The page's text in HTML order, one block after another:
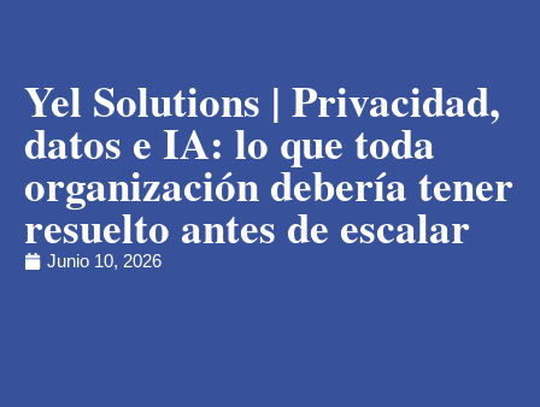
Yel Solutions | Privacidad,
datos e IA: lo que toda
organización debería tener
resuelto antes de escalar
Junio 10, 2026